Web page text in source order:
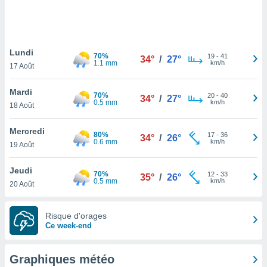
pas
de
à
cas,
que
sur le
et que
Lundi
17 Août
70%
1.1 mm
34° / 27° 19- 41
km/h
Mardi
18 Août
70%
0.5 mm
34° / 27° 20- 40
km/h
Mercredi
19 Août
80%
0.6 mm
34° / 26° 17- 36
km/h
Jeudi
20 Août
70%
0.5 mm
35° / 26° 12- 33
km/h
Risque d'orages
Ce week-end
Graphiques météo